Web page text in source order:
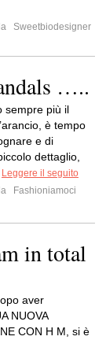
Sweetbiodesigner
…..
sempre più il
è tempo
e di
dettaglio,
Leggere il seguito
Fashioniamoci
in total
aver
NUOVA
CON H M, si è